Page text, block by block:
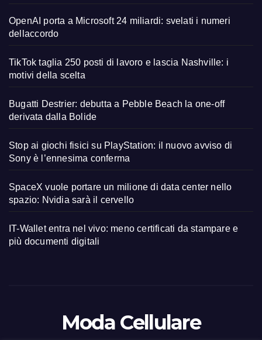
OpenAI porta a Microsoft 24 miliardi: svelati i numeri
dellaccordo
TikTok taglia 250 posti di lavoro e lascia Nashville: i
motivi della scelta
Bugatti Destrier: debutta a Pebble Beach la one-off
derivata dalla Bolide
Stop ai giochi fisici su PlayStation: il nuovo avviso di
Sony è l’ennesima conferma
SpaceX vuole portare un milione di data center nello
spazio: Nvidia sarà il cervello
IT-Wallet entra nel vivo: meno certificati da stampare e
più documenti digitali
Moda Cellulare